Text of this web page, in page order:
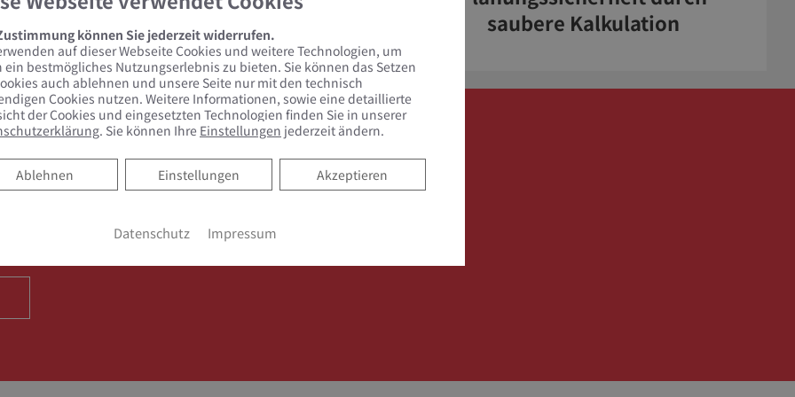
Komplettpaket
saubere Kalkulation
Online Termine anfragen!
können Sie jederzeit widerrufen.
auf dieser Webseite Cookies und weitere Technologien, um
ein bestmögliches Nutzungserlebnis zu bieten. Sie können das Setzen
auch ablehnen und unsere Seite nur mit den technisch
Cookies nutzen. Weitere Informationen, sowie eine detaillierte
der Cookies und eingesetzten Technologien finden Sie in unserer
. Sie können Ihre Einstellungen jederzeit ändern.
Akzeptieren
Einstellungen
Ablehnen
Ablehnen
Datenschutz Impressum